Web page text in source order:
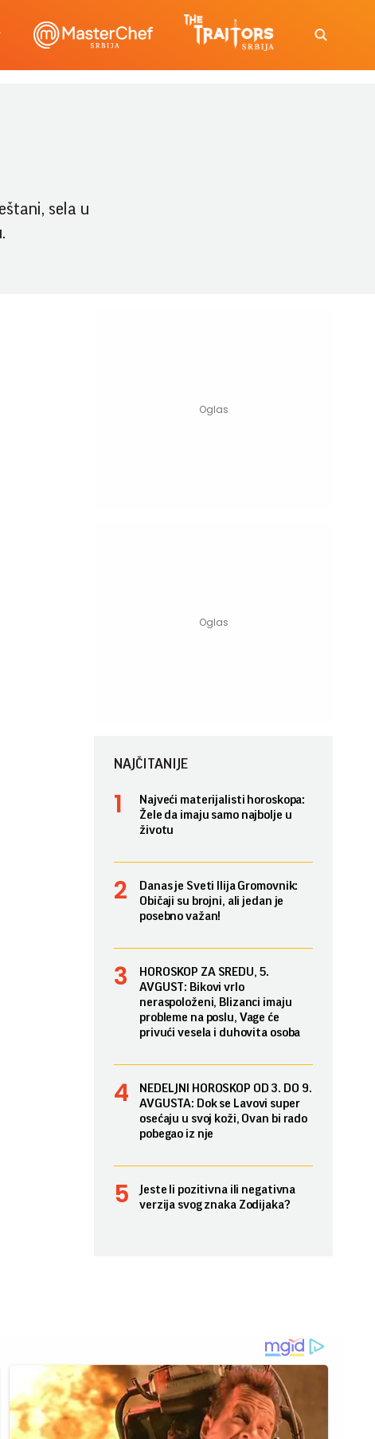
sela u
NAJČITANIJE
Najveći materijalisti horoskopa:
Žele da imaju samo najbolje u
životu
Danas je Sveti Ilija Gromovnik:
Običaji su brojni, ali jedan je
posebno važan!
HOROSKOP ZA SREDU, 5.
AVGUST: Bikovi vrlo
neraspoloženi, Blizanci imaju
probleme na poslu, Vage će
privući vesela i duhovita osoba
NEDELJNI HOROSKOP OD 3. DO 9.
AVGUSTA: Dok se Lavovi super
osećaju u svoj koži, Ovan bi rado
pobegao iz nje
Jeste li pozitivna ili negativna
verzija svog znaka Zodijaka?